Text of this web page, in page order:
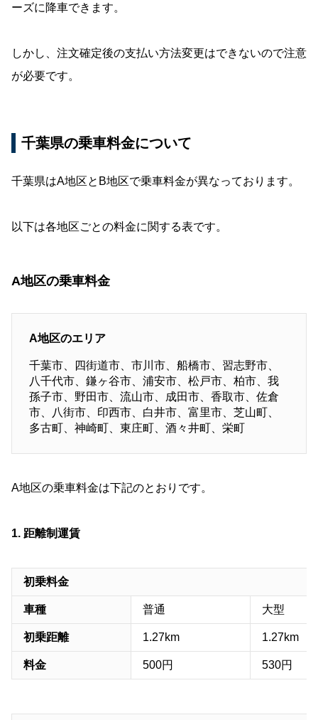
ーズに降車できます。
しかし、注文確定後の支払い方法変更はできないので注意
が必要です。
千葉県の乗車料金について
千葉県はA地区とB地区で乗車料金が異なっております。
以下は各地区ごとの料金に関する表です。
A地区の乗車料金
A地区のエリア
千葉市、四街道市、市川市、船橋市、習志野市、
八千代市、鎌ヶ谷市、浦安市、松戸市、柏市、我
孫子市、野田市、流山市、成田市、香取市、佐倉
市、八街市、印西市、白井市、富里市、芝山町、
多古町、神崎町、東庄町、酒々井町、栄町
A地区の乗車料金は下記のとおりです。
1. 距離制運賃
初乗料金
車種 普通 大型
初乗距離 1.27km 1.27km
料金 500円 530円